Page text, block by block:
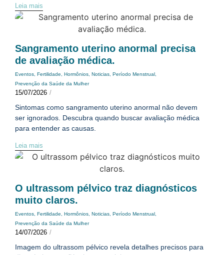
Leia mais
Sangramento uterino anormal precisa
de avaliação médica.
Eventos, Fertilidade, Hormônios, Noticias, Período Menstrual,
Prevenção da Saúde da Mulher
15/07/2026 /
Sintomas como sangramento uterino anormal não devem
ser ignorados. Descubra quando buscar avaliação médica
para entender as causas.
Leia mais
O ultrassom pélvico traz diagnósticos
muito claros.
Eventos, Fertilidade, Hormônios, Noticias, Período Menstrual,
Prevenção da Saúde da Mulher
14/07/2026 /
Imagem do ultrassom pélvico revela detalhes precisos para